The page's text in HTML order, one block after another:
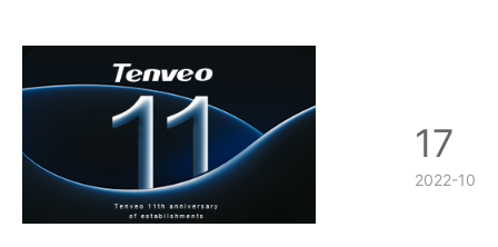
现，受到了很多企业的应用，不仅仅提
17
2022-10